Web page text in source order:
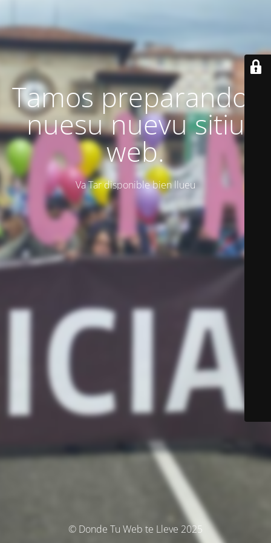
Tamos preparando'l
nuesu nuevu sitiu
web.
Va Tar disponible bien llueu
© Donde Tu Web te Lleve 2025